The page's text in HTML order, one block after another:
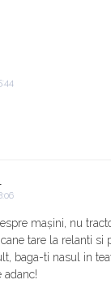
mașini, nu
tare la relanti si
baga-ti nasul in
adanc!